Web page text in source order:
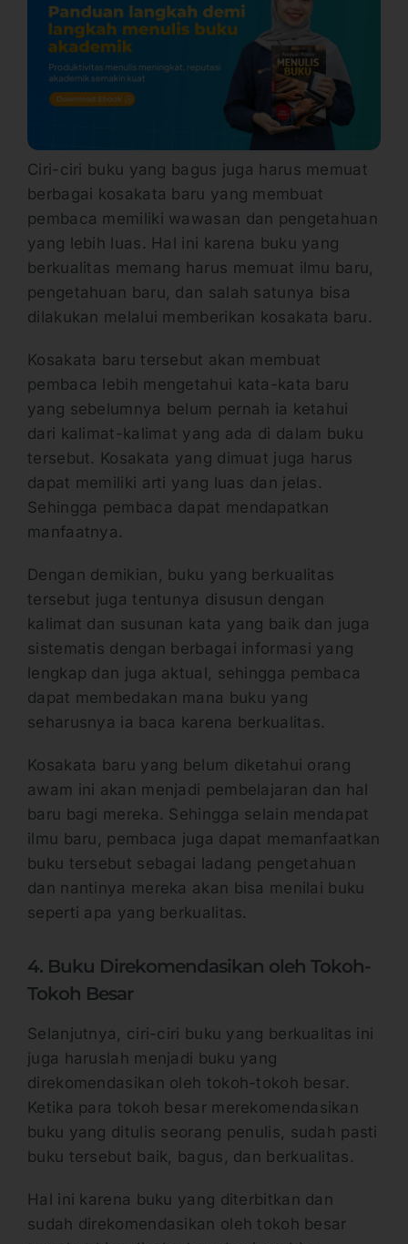
Ciri-ciri buku yang bagus juga harus memuat
berbagai kosakata baru yang membuat
pembaca memiliki wawasan dan pengetahuan
yang lebih luas. Hal ini karena buku yang
berkualitas memang harus memuat ilmu baru,
pengetahuan baru, dan salah satunya bisa
dilakukan melalui memberikan kosakata baru.
Kosakata baru tersebut akan membuat
pembaca lebih mengetahui kata-kata baru
yang sebelumnya belum pernah ia ketahui
dari kalimat-kalimat yang ada di dalam buku
tersebut. Kosakata yang dimuat juga harus
dapat memiliki arti yang luas dan jelas.
Sehingga pembaca dapat mendapatkan
manfaatnya.
Dengan demikian, buku yang berkualitas
tersebut juga tentunya disusun dengan
kalimat dan susunan kata yang baik dan juga
sistematis dengan berbagai informasi yang
lengkap dan juga aktual, sehingga pembaca
dapat membedakan mana buku yang
seharusnya ia baca karena berkualitas.
Kosakata baru yang belum diketahui orang
awam ini akan menjadi pembelajaran dan hal
baru bagi mereka. Sehingga selain mendapat
ilmu baru, pembaca juga dapat memanfaatkan
buku tersebut sebagai ladang pengetahuan
dan nantinya mereka akan bisa menilai buku
seperti apa yang berkualitas.
4. Buku Direkomendasikan oleh Tokoh-
Tokoh Besar
Selanjutnya, ciri-ciri buku yang berkualitas ini
juga haruslah menjadi buku yang
direkomendasikan oleh tokoh-tokoh besar.
Ketika para tokoh besar merekomendasikan
buku yang ditulis seorang penulis, sudah pasti
buku tersebut baik, bagus, dan berkualitas.
Hal ini karena buku yang diterbitkan dan
sudah direkomendasikan oleh tokoh besar